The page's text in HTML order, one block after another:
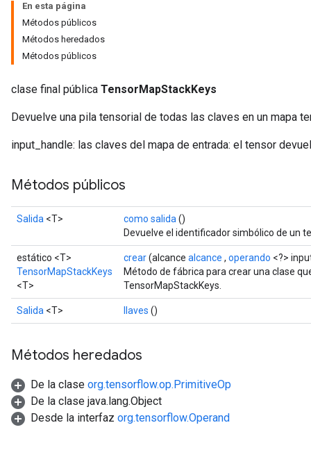
En esta página
Métodos públicos
Métodos heredados
Métodos públicos
clase final pública TensorMapStackKeys
Devuelve una pila tensorial de todas las claves en un mapa
input_handle: las claves del mapa de entrada: el tensor
Métodos públicos
Salida <T> como salida ()
Devuelve el identificador simbólico de un
estático <T>
TensorMapStackKeys
<T>
crear(alcance alcance , operando <?>
Método de fábrica para crear una clase
TensorMapStackKeys.
Salida <T> llaves ()
Métodos heredados
De la clase org.tensorflow.op.PrimitiveOp
De la clase java.lang.Object
Desde la interfaz org.tensorflow.Operand